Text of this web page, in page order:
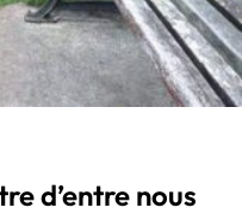
d’entre nous